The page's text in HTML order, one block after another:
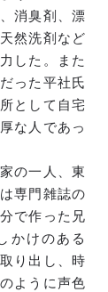
消臭剤、漂
然洗剤など
した。また
った平社氏
として自宅
な人であっ
の一人、東
専門雑誌の
で作った兄
かけのある
り出し、時
ように声色